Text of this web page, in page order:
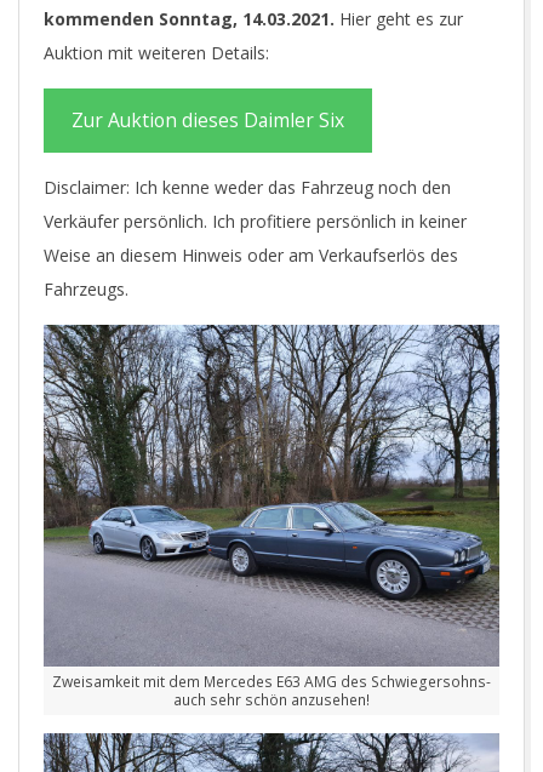
kommenden Sonntag, 14.03.2021. Hier geht es zur
Auktion mit weiteren Details:
Zur Auktion dieses Daimler Six
Disclaimer: Ich kenne weder das Fahrzeug noch den
Verkäufer persönlich. Ich profitiere persönlich in keiner
Weise an diesem Hinweis oder am Verkaufserlös des
Fahrzeugs.
Zweisamkeit mit dem Mercedes E63 AMG des Schwiegersohns-
auch sehr schön anzusehen!